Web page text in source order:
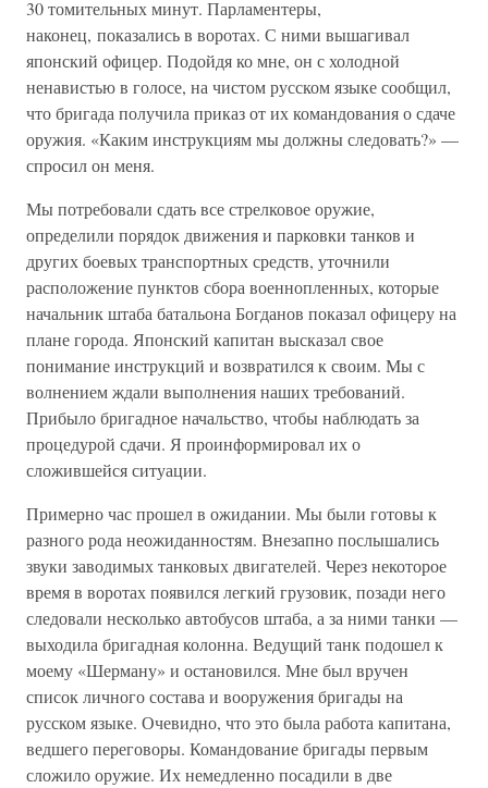
30 томительных минут. Парламентеры,
наконец, показались в воротах. С ними вышагивал
японский офицер. Подойдя ко мне, он с холодной
ненавистью в голосе, на чистом русском языке сообщил,
что бригада получила приказ от их командования о сдаче
оружия. «Каким инструкциям мы должны следовать?» —
спросил он меня.
Мы потребовали сдать все стрелковое оружие,
определили порядок движения и парковки танков и
других боевых транспортных средств, уточнили
расположение пунктов сбора военнопленных, которые
начальник штаба батальона Богданов показал офицеру на
плане города. Японский капитан высказал свое
понимание инструкций и возвратился к своим. Мы с
волнением ждали выполнения наших требований.
Прибыло бригадное начальство, чтобы наблюдать за
процедурой сдачи. Я проинформировал их о
сложившейся ситуации.
Примерно час прошел в ожидании. Мы были готовы к
разного рода неожиданностям. Внезапно послышались
звуки заводимых танковых двигателей. Через некоторое
время в воротах появился легкий грузовик, позади него
следовали несколько автобусов штаба, а за ними танки —
выходила бригадная колонна. Ведущий танк подошел к
моему «Шерману» и остановился. Мне был вручен
список личного состава и вооружения бригады на
русском языке. Очевидно, что это была работа капитана,
ведшего переговоры. Командование бригады первым
сложило оружие. Их немедленно посадили в две